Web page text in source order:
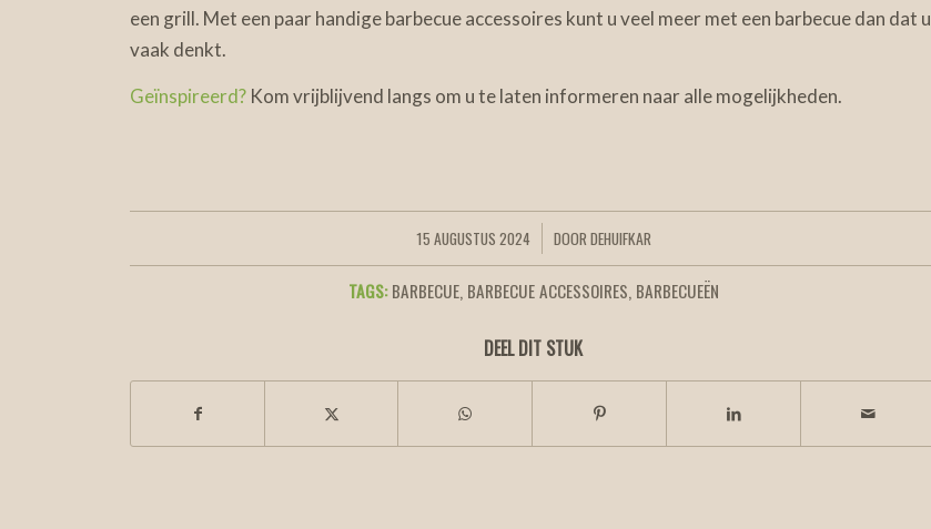
een grill. Met een paar handige barbecue accessoires kunt u veel meer met een barbecue dan dat u
vaak denkt.
Geïnspireerd? Kom vrijblijvend langs om u te laten informeren naar alle mogelijkheden.
15 AUGUSTUS 2024
/ DOOR DEHUIFKAR
TAGS: BARBECUE, BARBECUE ACCESSOIRES, BARBECUEËN
DEEL DIT STUK